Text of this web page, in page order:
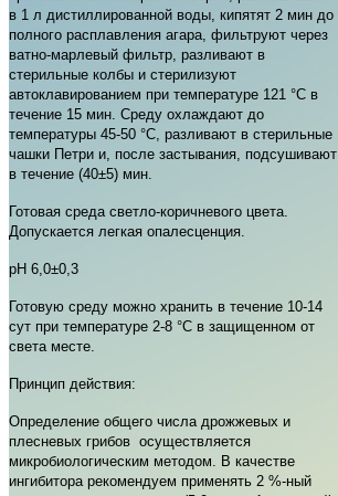
в 1 л дистиллированной воды, кипятят 2 мин до
полного расплавления агара, фильтруют через
ватно-марлевый фильтр, разливают в
стерильные колбы и стерилизуют
автоклавированием при температуре 121 °С в
течение 15 мин. Среду охлаждают до
температуры 45-50 °С, разливают в стерильные
чашки Петри и, после застывания, подсушивают
в течение (40±5) мин.
Готовая среда светло-коричневого цвета.
Допускается легкая опалесценция.
рН 6,0±0,3
Готовую среду можно хранить в течение 10-14
сут при температуре 2-8 °С в защищенном от
света месте.
Принцип действия:
Определение общего числа дрожжевых и
плесневых грибов осуществляется
микробиологическим методом. В качестве
ингибитора рекомендуем применять 2 %-ный